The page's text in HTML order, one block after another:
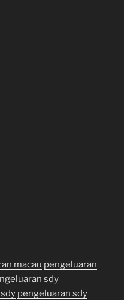
macau pengeluaran
sdy
pengeluaran sdy